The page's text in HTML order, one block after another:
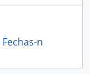
Fechas-n